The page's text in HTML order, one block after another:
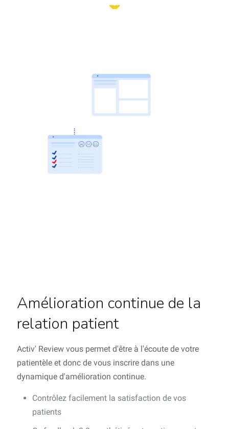
Amélioration continue de la
relation patient
Activ' Review vous permet d'être à l'écoute de votre
patientèle et donc de vous inscrire dans une
dynamique d'amélioration continue.
Contrôlez facilement la satisfaction de vos
patients